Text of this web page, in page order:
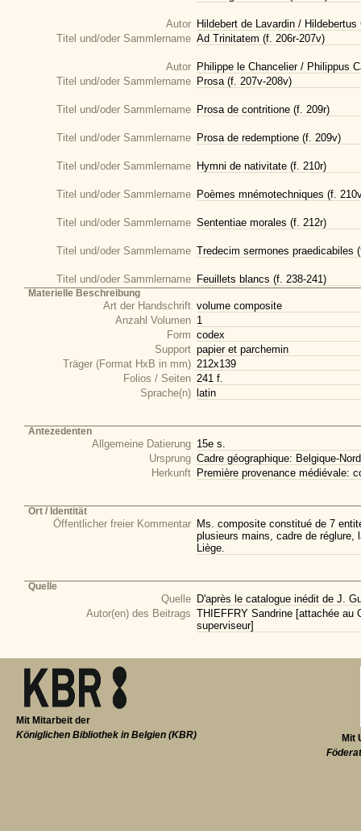
Autor Hildebert de Lavardin /
Titel und/oder Sammlername Ad Trinitatem (f. 206r-207v)
Autor Philippe le Chancelier / Philippus
Titel und/oder Sammlername Prosa (f. 207v-208v)
Titel und/oder Sammlername Prosa de contritione (f. 209r)
Titel und/oder Sammlername Prosa de redemptione (f. 209v)
Titel und/oder Sammlername Hymni de nativitate (f. 210r)
Titel und/oder Sammlername Poèmes mnémotechniques (f.
Titel und/oder Sammlername Sententiae morales (f. 212r)
Titel und/oder Sammlername Tredecim sermones praedicabiles
Titel und/oder Sammlername Feuillets blancs (f. 238-241)
Materielle Beschreibung
Art der Handschrift volume composite
Anzahl Volumen 1
Form codex
Support papier et parchemin
Träger (Format HxB in mm) 212x139
Folios / Seiten 241 f.
Sprache(n)
latin
Antezedenten
Allgemeine Datierung 15e s.
Ursprung Cadre géographique: Belgique-
Herkunft Première provenance médiévale:
Ort / Identität
Öffentlicher freier Kommentar Ms. composite constitué de 7
plusieurs mains, cadre de
Liège.
Quelle
Quelle D'après le catalogue inédit de J.
Autor(en) des Beitrags THIEFFRY Sandrine [attachée au
superviseur]
Mit
Mit Mitarbeit der
Königlichen Bibliothek in Belgien (KBR)